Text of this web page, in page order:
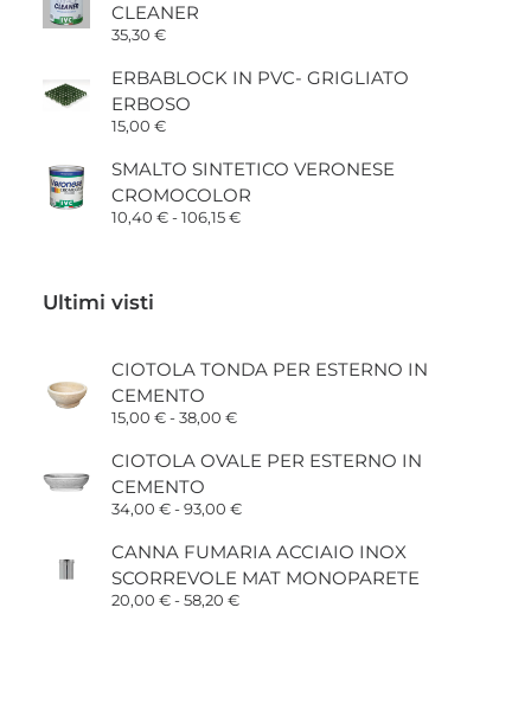
CLEANER
35,30 €
ERBABLOCK IN PVC- GRIGLIATO
ERBOSO
15,00 €
SMALTO SINTETICO VERONESE
CROMOCOLOR
10,40 €-106,15€Fascia
Ultimi visti
CIOTOLA TONDA PER ESTERNO IN
CEMENTO
15,00 €-38,00 €Fascia
prezzo:
da
a
CIOTOLA OVALE PER ESTERNO IN
CEMENTO
34,00 €-93,00 €Fascia
prezzo:
da
34,00 €
CANNA FUMARIA ACCIAIO INOX
SCORREVOLE MAT MONOPARETE
20,00 €-58,20 €Fascia